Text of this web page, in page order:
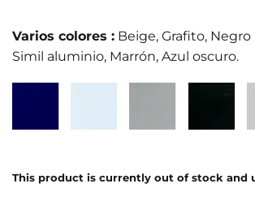
Varios colores : Beige, Grafito, Negro
Simil aluminio, Marrón, Azul oscuro.
This product is currently out of stock and